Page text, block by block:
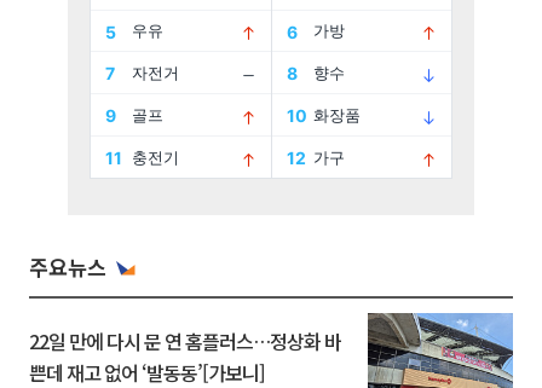
주요뉴스
22일 만에 다시 문 연 홈플러스…정상화 바
쁜데 재고 없어 ‘발동동’[가보니]